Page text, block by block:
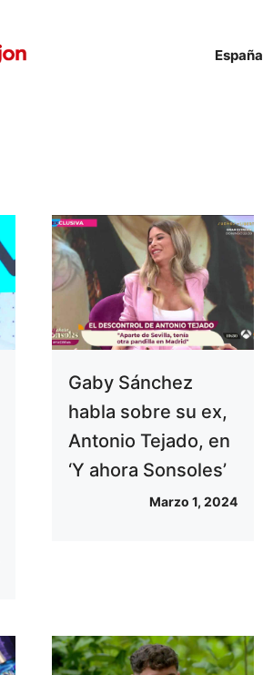
España
Gaby Sánchez
habla sobre su ex,
Antonio Tejado, en
‘Y ahora Sonsoles’
Marzo 1, 2024